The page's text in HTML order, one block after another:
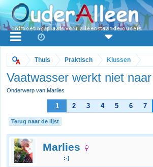
Thuis Praktisch Klussen
Vaatwasser werkt niet
Onderwerp van Marlies
1 2 3 4 5 6 7
Terug naar de lijst
Marlies
:-)